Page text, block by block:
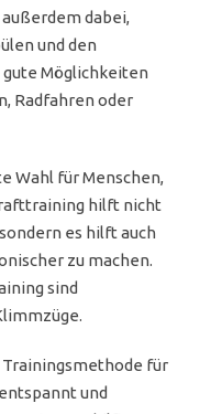
dabei,
und den
Möglichkeiten
Radfahren oder
Wahl für Menschen,
hilft nicht
es hilft auch
zu machen.
sind
Trainingsmethode für
und